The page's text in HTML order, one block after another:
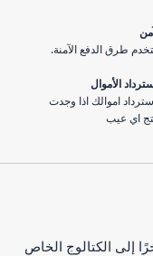
طرق الدفع الآمنة.
الأموال
اموالك اذا وجدت
اي عيب
إلى الكتالوج الخاص